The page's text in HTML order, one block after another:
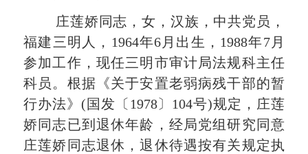
庄莲娇同志，女，汉族，中共党员，
福建三明人， 1964年6 月出生， 1988年7月
参加工作，现任三明市审计局法规科主任
科员。根据《关于安置老弱病残干部的暂
行办法》 ( 国发〔 1978〕 104号)规定，庄莲
娇同志已到退休年龄，经局党组研究同意
庄莲娇同志退休，退休待遇按有关规定执